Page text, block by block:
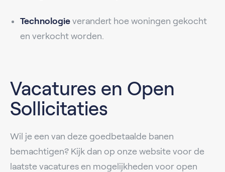
Technologie verandert hoe woningen gekocht
en verkocht worden.
Vacatures en Open
Sollicitaties
Wil je een van deze goedbetaalde banen
bemachtigen? Kijk dan op onze website voor de
laatste vacatures en mogelijkheden voor open